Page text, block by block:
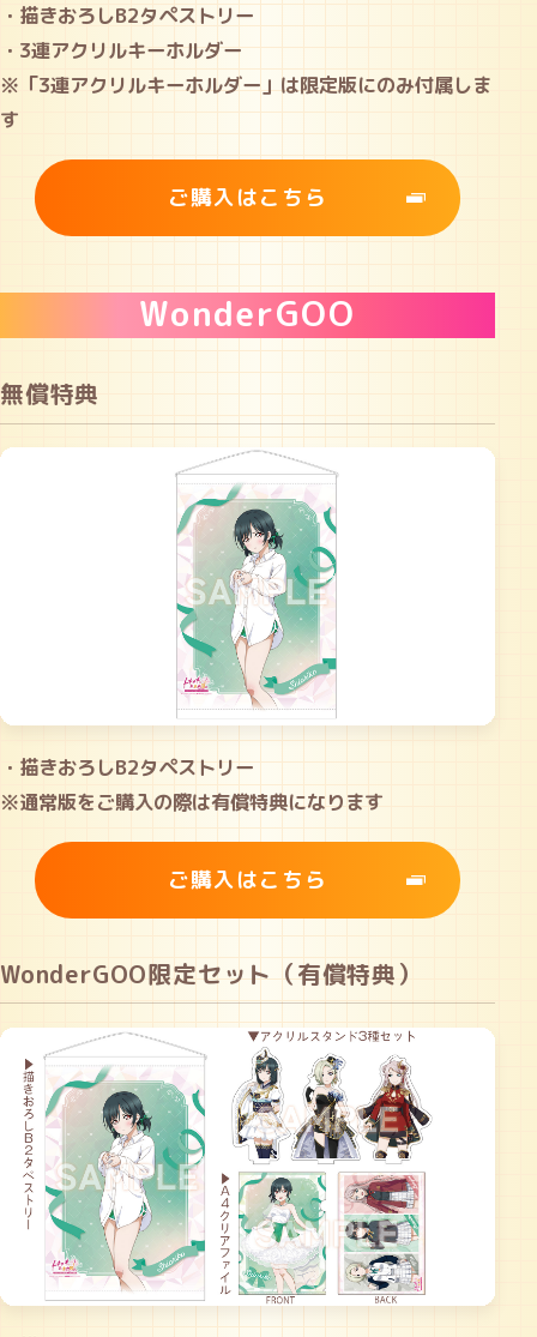
・描きおろしB2タペストリー
・3連アクリルキーホルダー
※「3連アクリルキーホルダー」は限定版にのみ付属しま
す
ご購入はこちら
WonderGOO
無償特典
・描きおろしB2タペストリー
※通常版をご購入の際は有償特典になります
ご購入はこちら
WonderGOO限定セット（有償特典）